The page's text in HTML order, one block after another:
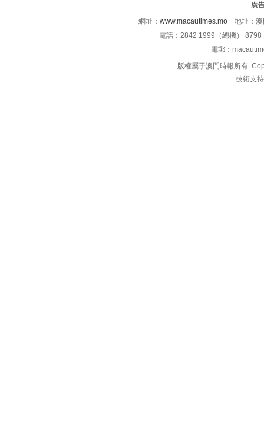
廣
網址： www.macautimes.mo 地址：澳
電話：2842 1999（總機）
電郵：
版權屬于澳門時報所有.
技術支